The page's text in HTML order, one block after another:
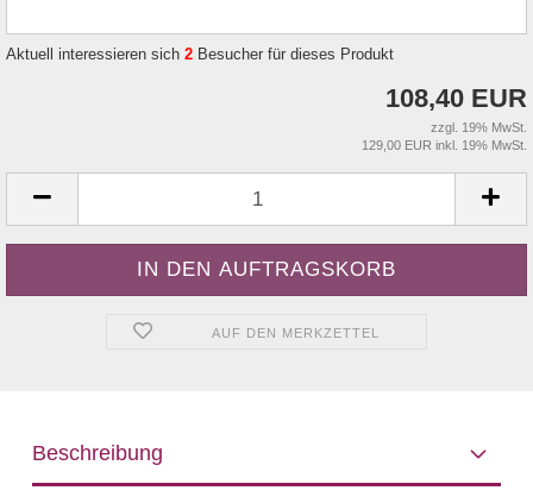
Aktuell interessieren sich 2 Besucher für dieses Produkt
108,40 EUR
zzgl. 19% MwSt.
129,00 EUR inkl. 19% MwSt.
AUF DEN MERKZETTEL
Beschreibung